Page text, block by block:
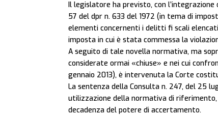
Il legislatore ha previsto, con
57 del dpr n. 633 del 1972 (in tema di
elementi concernenti i delitti fi scali
imposta in cui è stata commessa la
A seguito di tale novella normativa, ma
considerate ormai «chiuse» e nei cui
gennaio 2013), è intervenuta la Corte
La sentenza della Consulta n. 247, del 25
utilizzazione della normativa di
decadenza del potere di accertamento.